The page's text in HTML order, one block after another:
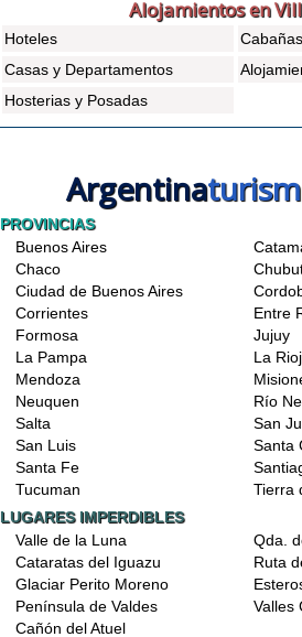
Alojamientos en
Hoteles
Casas y Departamentos
Hosterias y Posadas
Argentina
PROVINCIAS
Buenos Aires
Chaco
Ciudad de Buenos Aires
Corrientes
Entre
Formosa
Jujuy
La Pampa
La
Mendoza
Neuquen
Río
Salta
San
San Luis
Santa
Santa Fe
Tucuman
Tierra
LUGARES IMPERDIBLES
Valle de la Luna
Qda.
Cataratas del Iguazu
Ruta
Glaciar Perito Moreno
Península de Valdes
Valles
Cañón del Atuel